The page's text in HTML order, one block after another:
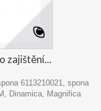
zajištění...
6113210021, spona
Dinamica, Magnifica